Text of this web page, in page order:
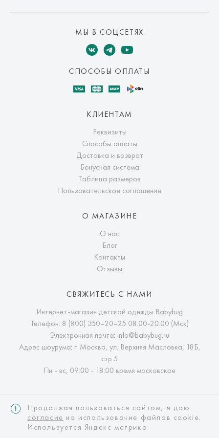
МЫ В СОЦСЕТЯХ
СПОСОБЫ ОПЛАТЫ
КЛИЕНТАМ
Реквизиты
Способы оплаты
Доставка и возврат
Бонусная система
Таблица размеров
Пользовательское соглашение
О МАГАЗИНЕ
О нас
Блог
Контакты
Отзывы
СВЯЖИТЕСЬ С НАМИ
Интернет-магазин детской одежды Babybug
Телефон: 8 (800) 350–20–25 08:00-20:00 (Мск)
Электронная почта: info@babybug.ru
Адрес шоурума: г. Москва, ул. Верхняя Масловка, 18Б,
стр.5
Пн - вс, 09:00 - 18:00 время московское
Продолжая пользоваться сайтом, я даю
согласие на использование файлов cookie.
Используется Яндекс метрика.